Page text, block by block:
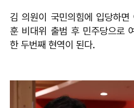
김 의원이 국민의힘에 입당하
훈 비대위 출범 후 민주당으로
한 두번째 현역이 된다.